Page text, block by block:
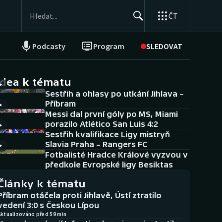
ČT
Podcasty Program SLEDOVAT
NEPŘEHLÉDNĚTE
Historické návraty
Aplikace ČT sport
AZ kvíz
k tématu
Sestřih a ohlasy po utkání Jihlava –
Příbram
Messi dal první góly po MS, Miami
porazilo Atlético San Luis 4:2
Sestřih kvalifikace Ligy mistryň
Slavia Praha – Rangers FC
Fotbalisté Hradce Králové vyzvou v
předkole Evropské ligy Besiktas
k tématu
otáčela proti Jihlavě, Ústí ztratilo
3:0 s Českou Lípou
před 59 min